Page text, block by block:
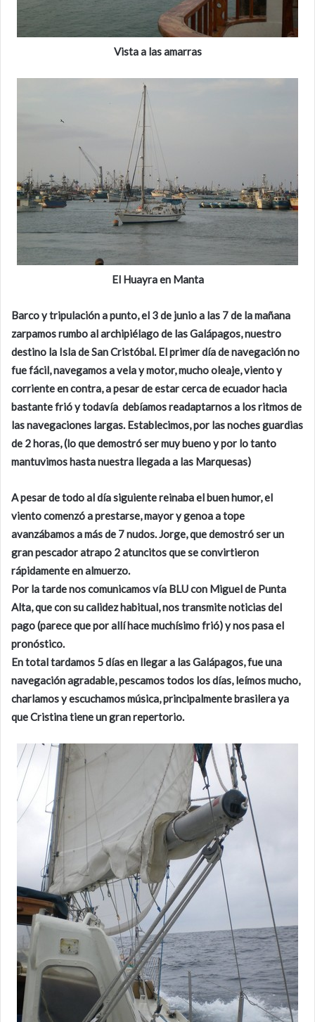
Vista a las amarras
El Huayra en Manta
Barco y tripulación a punto, el 3 de junio a las 7 de la mañana
zarpamos rumbo al archipiélago de las Galápagos, nuestro
destino la Isla de San Cristóbal. El primer día de navegación no
fue fácil, navegamos a vela y motor, mucho oleaje, viento y
corriente en contra, a pesar de estar cerca de ecuador hacia
bastante frió y todavía debíamos readaptarnos a los ritmos de
las navegaciones largas. Establecimos, por las noches guardias
de 2 horas, (lo que demostró ser muy bueno y por lo tanto
mantuvimos hasta nuestra llegada a las Marquesas)
A pesar de todo al día siguiente reinaba el buen humor, el
viento comenzó a prestarse, mayor y genoa a tope
avanzábamos a más de 7 nudos. Jorge, que demostró ser un
gran pescador atrapo 2 atuncitos que se convirtieron
rápidamente en almuerzo.
Por la tarde nos comunicamos vía BLU con Miguel de Punta
Alta, que con su calidez habitual, nos transmite noticias del
pago (parece que por allí hace muchísimo frió) y nos pasa el
pronóstico.
En total tardamos 5 días en llegar a las Galápagos, fue una
navegación agradable, pescamos todos los días, leímos mucho,
charlamos y escuchamos música, principalmente brasilera ya
que Cristina tiene un gran repertorio.